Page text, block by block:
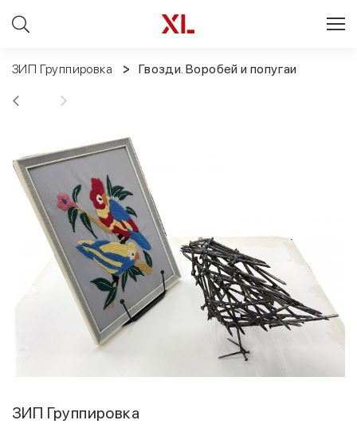
ЗИП Группировка Гвозди. Воробей и попугаи
ЗИП Группировка